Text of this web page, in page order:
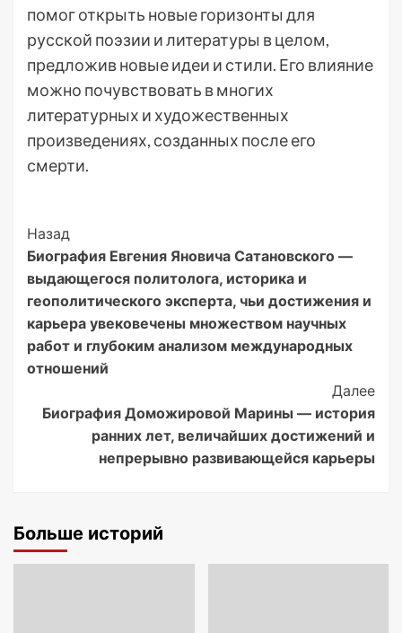
помог открыть новые горизонты для
русской поэзии и литературы в целом,
предложив новые идеи и стили. Его влияние
можно почувствовать в многих
литературных и художественных
произведениях, созданных после его
смерти.
Post
Navigation
Назад
Биография Евгения Яновича Сатановского —
выдающегося политолога, историка и
геополитического эксперта, чьи достижения и
карьера увековечены множеством научных
работ и глубоким анализом международных
отношений
Далее
Биография Доможировой Марины — история
ранних лет, величайших достижений и
непрерывно развивающейся карьеры
Больше историй